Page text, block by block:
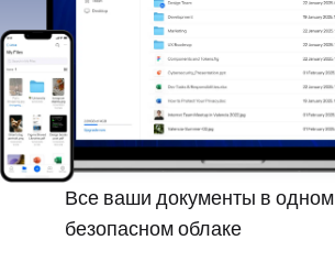
Все ваши документы в одном
безопасном облаке